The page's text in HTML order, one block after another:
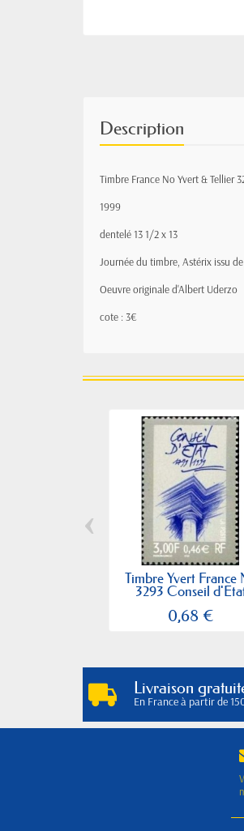
Description
Timbre France No Yvert & Tellier
1999
dentelé 13 1/2 x 13
Journée du timbre, Astérix issu
Oeuvre originale d'Albert Uderzo
cote : 3€
Timbre Yvert France
3293 Conseil
0,68 €
‹
Livraison
En France à partir de